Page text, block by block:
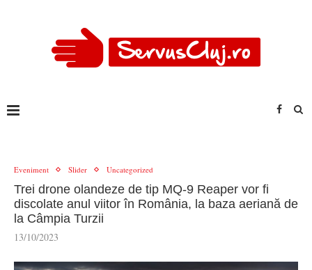
Eveniment Slider Uncategorized
Trei drone olandeze de tip MQ-9 Reaper vor fi
discolate anul viitor în România, la baza aeriană de
la Câmpia Turzii
13/10/2023